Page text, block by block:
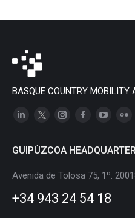
BASQUE COUNTRY MOBILITY
Linkedin
opens
window
X
opens
window
Instagram
opens
in
window
opens
in
window
opens
in
window
in
GUIPÚZCOA
Avenida de Tolosa 75, 1º.
+34 943 24 54 18